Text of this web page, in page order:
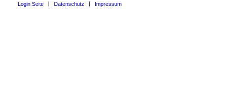
Login Seite Datenschutz Impressum